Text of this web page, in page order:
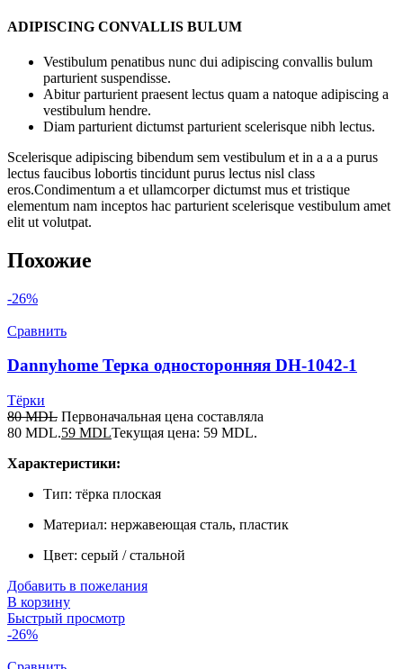
ADIPISCING CONVALLIS BULUM
Vestibulum penatibus nunc dui adipiscing convallis bulum
parturient suspendisse.
Abitur parturient praesent lectus quam a natoque adipiscing a
vestibulum hendre.
Diam parturient dictumst parturient scelerisque nibh lectus.
Scelerisque adipiscing bibendum sem vestibulum et in a a a purus
lectus faucibus lobortis tincidunt purus lectus nisl class
eros.Condimentum a et ullamcorper dictumst mus et tristique
elementum nam inceptos hac parturient scelerisque vestibulum amet
elit ut volutpat.
Похожие
-26%
Сравнить
Dannyhome Терка односторонняя DH-1042-1
Тёрки
80MDL Первоначальная цена составляла
80 MDL.59 MDLТекущая цена: 59 MDL.
Характеристики:
Тип: тёрка плоская
Материал: нержавеющая сталь, пластик
Цвет: серый / стальной
Добавить в пожелания
В корзину
Быстрый просмотр
-26%